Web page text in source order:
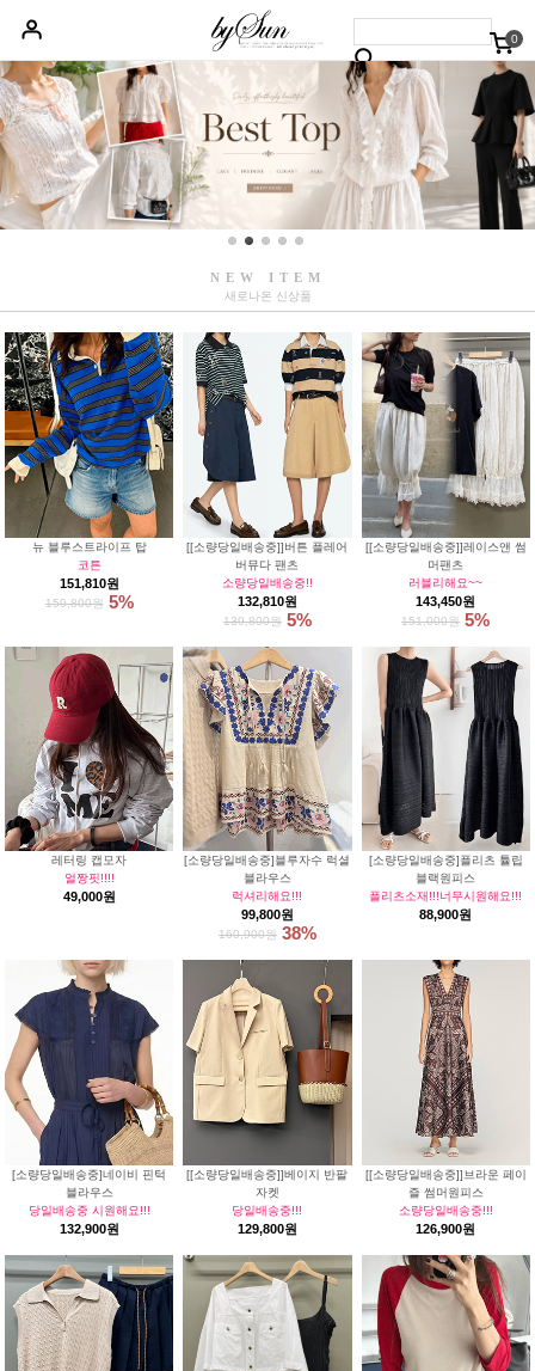
0
베스트50 신상품5%할인 당일배송 원피스 상의 하의 아우터
NEW ITEM
새로나온 신상품
뉴 블루스트라이프 탑
코튼
151,810원
159,800원 5%
[[소량당일배송중]]버튼 플레어
버뮤다 팬츠
소량당일배송중!!
132,810원
139,800원 5%
[[소량당일배송중]]레이스앤 썸
머팬츠
러블리해요~~
143,450원
151,000원 5%
레터링 캡모자
얼짱핏!!!!
49,000원
[소량당일배송중]블루자수 럭셜
블라우스
럭셔리해요!!!
99,800원
160,900원 38%
[소량당일배송중]플리츠 튤립
블랙원피스
플리츠소재!!!너무시원해요!!!
88,900원
[소량당일배송중]네이비 핀턱
블라우스
당일배송중 시원해요!!!
132,900원
[[소량당일배송중]]베이지 반팔
자켓
당일배송중!!!
129,800원
[[소량당일배송중]]브라운 페이
즐 썸머원피스
소량당일배송중!!!
126,900원